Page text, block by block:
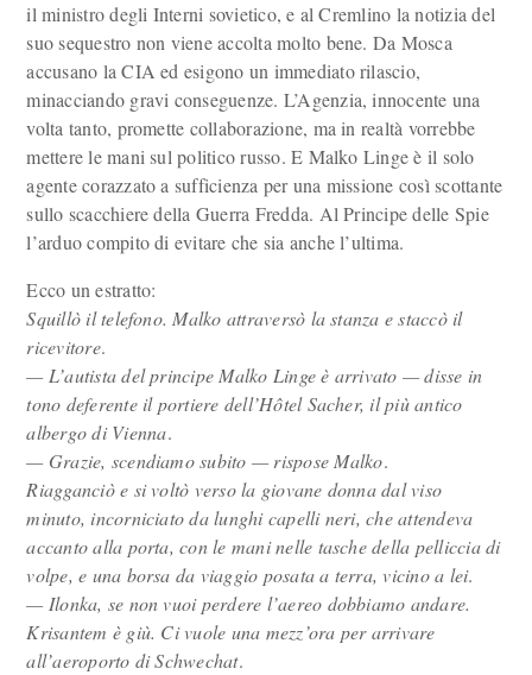
il ministro degli Interni sovietico, e al Cremlino la notizia del
suo sequestro non viene accolta molto bene. Da Mosca
accusano la CIA ed esigono un immediato rilascio,
minacciando gravi conseguenze. L’Agenzia, innocente una
volta tanto, promette collaborazione, ma in realtà vorrebbe
mettere le mani sul politico russo. E Malko Linge è il solo
agente corazzato a sufficienza per una missione così scottante
sullo scacchiere della Guerra Fredda. Al Principe delle Spie
l’arduo compito di evitare che sia anche l’ultima.
Ecco un estratto:
Squillò il telefono. Malko attraversò la stanza e staccò il
ricevitore.
— L’autista del principe Malko Linge è arrivato — disse in
tono deferente il portiere dell’Hôtel Sacher, il più antico
albergo di Vienna.
— Grazie, scendiamo subito — rispose Malko.
Riagganciò e si voltò verso la giovane donna dal viso
minuto, incorniciato da lunghi capelli neri, che attendeva
accanto alla porta, con le mani nelle tasche della pelliccia di
volpe, e una borsa da viaggio posata a terra, vicino a lei.
— Ilonka, se non vuoi perdere l’aereo dobbiamo andare.
Krisantem è giù. Ci vuole una mezz’ora per arrivare
all’aeroporto di Schwechat.